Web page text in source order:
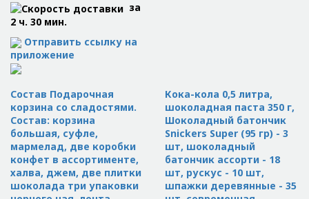
за
2 ч. 30 мин.
Отправить ссылку на
приложение
Кока-кола 0,5 литра,
шоколадная паста 350 г,
Шоколадный батончик
Snickers Super (95 гр) - 3
шт, шоколадный
батончик ассорти - 18
шт, рускус - 10 шт,
шпажки деревянные - 35
Состав Подарочная
корзина со сладостями.
Состав: корзина
большая, суфле,
мармелад, две коробки
конфет в ассортименте,
халва, джем, две плитки
шоколада три упаковки